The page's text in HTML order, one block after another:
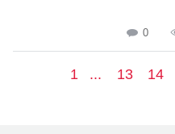
0
1 ... 13 14